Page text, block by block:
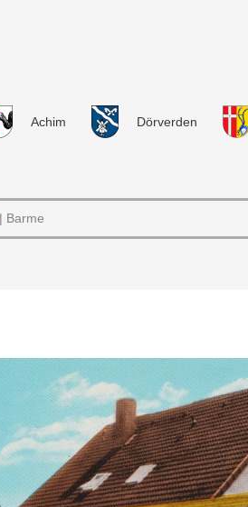
Achim Dörverden
Barme